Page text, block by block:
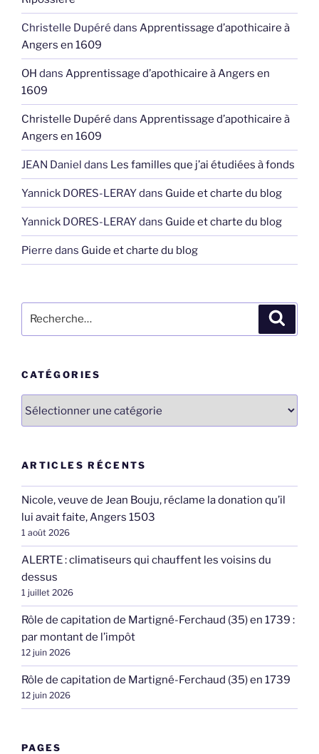
Christelle Dupéré dans Apprentissage d’apothicaire à
Angers en 1609
OH dans Apprentissage d’apothicaire à Angers en
1609
Christelle Dupéré dans Apprentissage d’apothicaire à
Angers en 1609
JEAN Daniel dans Les familles que j’ai étudiées à fonds
Yannick DORES-LERAYdans Guide et charte du blog
Yannick DORES-LERAYdans Guide et charte du blog
Pierre dans Guide et charte du blog
pour
CATÉGORIES
ARTICLES RÉCENTS
Nicole, veuve de Jean Bouju, réclame la donation qu’il
lui avait faite, Angers 1503
1 août 2026
ALERTE : climatiseurs qui chauffent les voisins du
dessus
1 juillet 2026
Rôle de capitation de Martigné-Ferchaud (35) en 1739 :
par montant de l’impôt
12 juin 2026
Rôle de capitation de Martigné-Ferchaud (35) en 1739
12 juin 2026
PAGES